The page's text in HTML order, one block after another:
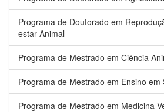
Programa de Doutorado em
estar Animal
Programa de Mestrado em Ciência
Programa de Mestrado em Ensino em
Programa de Mestrado em Medicina